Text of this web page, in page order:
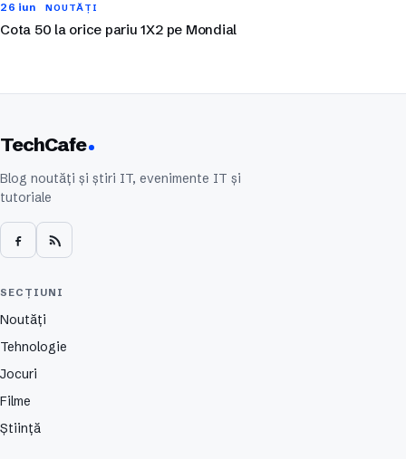
26 iun NOUTĂȚI
Cota 50 la orice pariu 1X2 pe Mondial
TechCafe
Blog noutăți și știri IT, evenimente IT și
tutoriale
SECȚIUNI
Noutăți
Tehnologie
Jocuri
Filme
Știință